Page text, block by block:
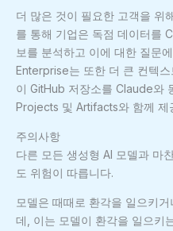
더 많은 것이 필요한 고객을 위
를 통해 기업은 독점 데이터를
보를 분석하고 이에 대한 질문
Enterprise는 또한 더 큰 컨텍
이 GitHub 저장소를 Claude와
Projects 및 Artifacts와 함께 제
주의사항
다른 모든 생성형 AI 모델과 마
도 위험이 따릅니다.
모델은 때때로 환각을 일으키
데, 이는 모델이 환각을 일으키